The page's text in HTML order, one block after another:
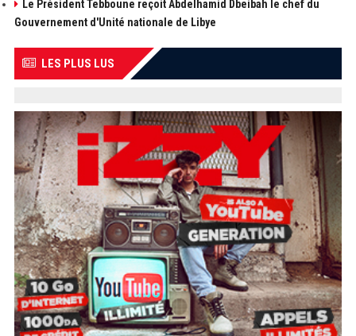
Le Président Tebboune reçoit Abdelhamid Dbeibah le chef du
Gouvernement d'Unité nationale de Libye
LES PLUS LUS